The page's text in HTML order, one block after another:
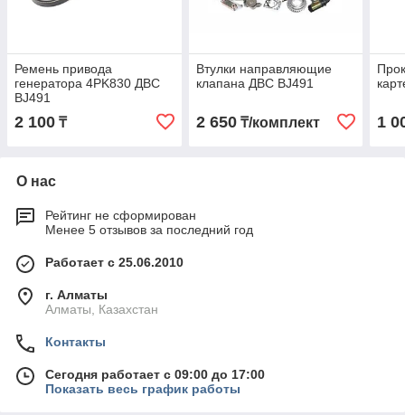
Ремень привода
генератора 4PK830 ДВС
BJ491
2 100 ₸
Втулки направляющие
клапана ДВС BJ491
2 650₸/комплект 1
О нас
Рейтинг не сформирован
Менее 5 отзывов за последний год
Работает с 25.06.2010
г. Алматы
Алматы, Казахстан
Контакты
Сегодня работает с 09:00 до 17:00
Показать весь график работы